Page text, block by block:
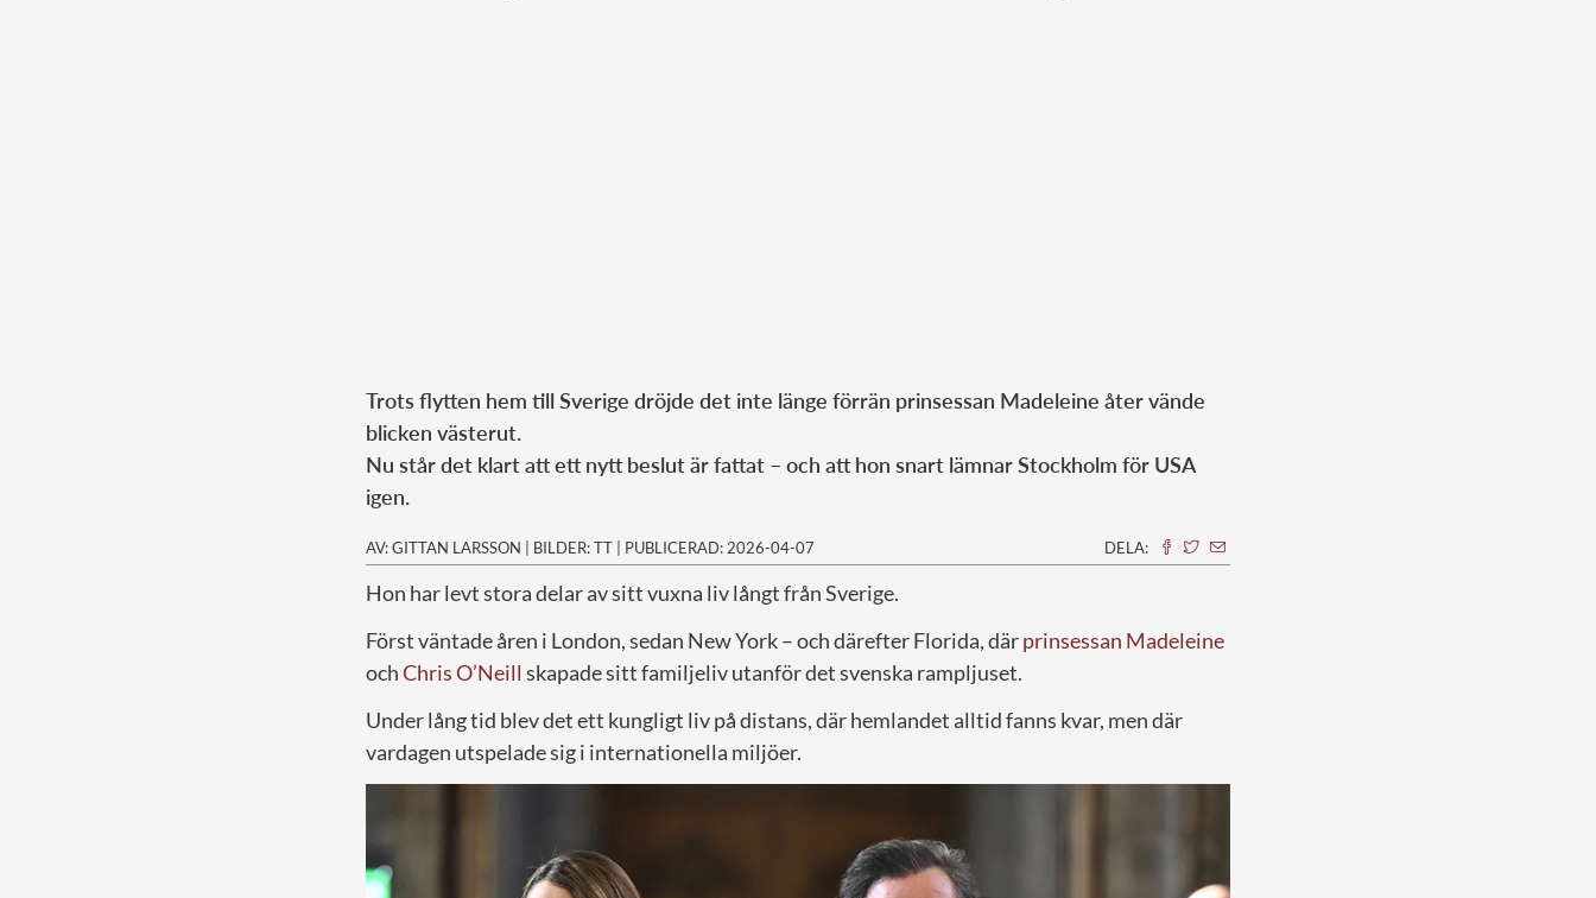
Trots flytten hem till Sverige dröjde det inte länge förrän prinsessan Madeleine åter vände
blicken västerut.
Nu står det klart att ett nytt beslut är fattat – och att hon snart lämnar Stockholm för USA
igen.
AV: GITTAN LARSSON | BILDER: TT | PUBLICERAD: 2026-04-07 DELA:
Hon har levt stora delar av sitt vuxna liv långt från Sverige.
Först väntade åren i London, sedan New York – och därefter Florida, därprinsessan Madeleine
ochChris O’Neill skapade sitt familjeliv utanför det svenska rampljuset.
Under lång tid blev det ett kungligt liv på distans, där hemlandet alltid fanns kvar, men där
vardagen utspelade sig i internationella miljöer.